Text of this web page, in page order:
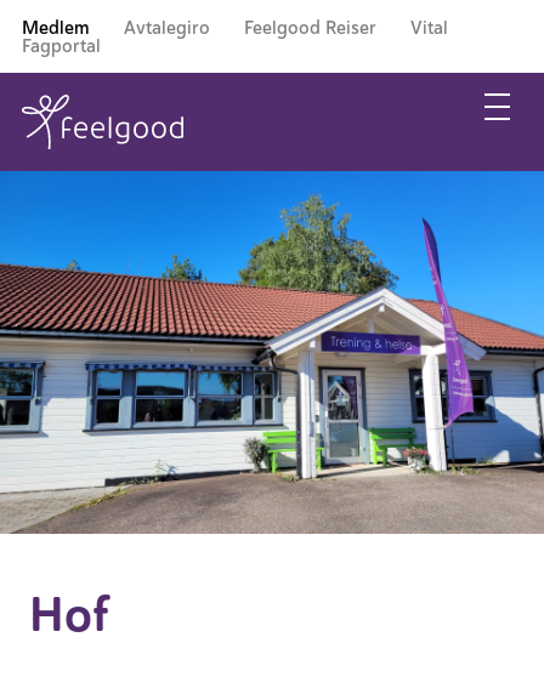
Medlem Avtalegiro Feelgood Reiser Vital
Fagportal
Hof